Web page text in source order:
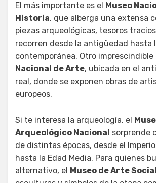
El más importante es el Museo
Historia, que alberga una extensa
piezas arqueológicas, tesoros
recorren desde la antigüedad hasta
contemporánea. Otro imprescindible
Nacional de Arte, ubicada en el
real, donde se exponen obras de
europeos.
Si te interesa la arqueología, el
Arqueológico Nacional sorprende
de distintas épocas, desde el
hasta la Edad Media. Para quienes
alternativo, el Museo de Arte